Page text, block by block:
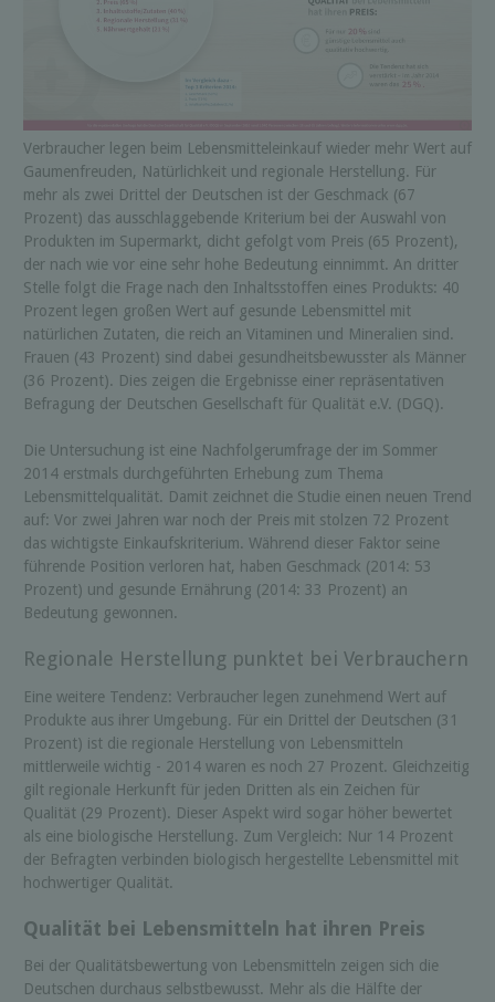
Verbraucher legen beim Lebensmitteleinkauf wieder mehr Wert auf
Gaumenfreuden, Natürlichkeit und regionale Herstellung. Für
mehr als zwei Drittel der Deutschen ist der Geschmack (67
Prozent) das ausschlaggebende Kriterium bei der Auswahl von
Produkten im Supermarkt, dicht gefolgt vom Preis (65 Prozent),
der nach wie vor eine sehr hohe Bedeutung einnimmt. An dritter
Stelle folgt die Frage nach den Inhaltsstoffen eines Produkts: 40
Prozent legen großen Wert auf gesunde Lebensmittel mit
natürlichen Zutaten, die reich an Vitaminen und Mineralien sind.
Frauen (43 Prozent) sind dabei gesundheitsbewusster als Männer
(36 Prozent). Dies zeigen die Ergebnisse einer repräsentativen
Befragung der Deutschen Gesellschaft für Qualität e.V. (DGQ).
Die Untersuchung ist eine Nachfolgerumfrage der im Sommer
2014 erstmals durchgeführten Erhebung zum Thema
Lebensmittelqualität. Damit zeichnet die Studie einen neuen Trend
auf: Vor zwei Jahren war noch der Preis mit stolzen 72 Prozent
das wichtigste Einkaufskriterium. Während dieser Faktor seine
führende Position verloren hat, haben Geschmack (2014: 53
Prozent) und gesunde Ernährung (2014: 33 Prozent) an
Bedeutung gewonnen.
Regionale Herstellung punktet bei Verbrauchern
Eine weitere Tendenz: Verbraucher legen zunehmend Wert auf
Produkte aus ihrer Umgebung. Für ein Drittel der Deutschen (31
Prozent) ist die regionale Herstellung von Lebensmitteln
mittlerweile wichtig - 2014 waren es noch 27 Prozent. Gleichzeitig
gilt regionale Herkunft für jeden Dritten als ein Zeichen für
Qualität (29 Prozent). Dieser Aspekt wird sogar höher bewertet
als eine biologische Herstellung. Zum Vergleich: Nur 14 Prozent
der Befragten verbinden biologisch hergestellte Lebensmittel mit
hochwertiger Qualität.
Qualität bei Lebensmitteln hat ihren Preis
Bei der Qualitätsbewertung von Lebensmitteln zeigen sich die
Deutschen durchaus selbstbewusst. Mehr als die Hälfte der